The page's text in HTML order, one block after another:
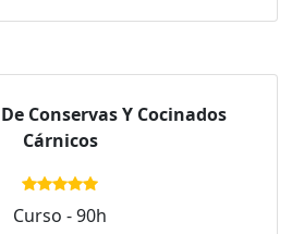
Conservas Y Cocinados
Cárnicos
Curso - 90h